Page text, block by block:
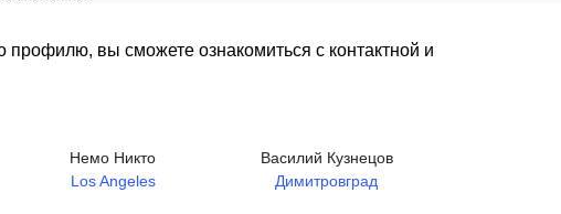
вы сможете ознакомиться с контактной и
Немо Никто
Los Angeles
Василий Кузнецов
Димитровград